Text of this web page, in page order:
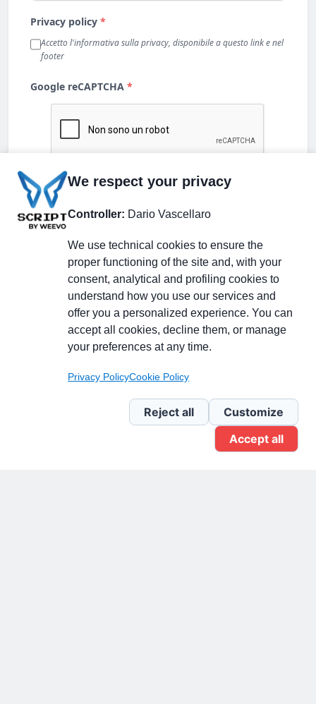
Partecipa alla discussione
Pagina Linkedin
Newsletter Linkedin
We respect your privacy
Controller: Dario Vascellaro
We use technical cookies to ensure the
proper functioning of the site and, with your
consent, analytical and profiling cookies to
understand how you use our services and
offer you a personalized experience. You can
accept all cookies, decline them, or manage
your preferences at any time.
Privacy PolicyCookie Policy
Reject all
Customize
Accept all